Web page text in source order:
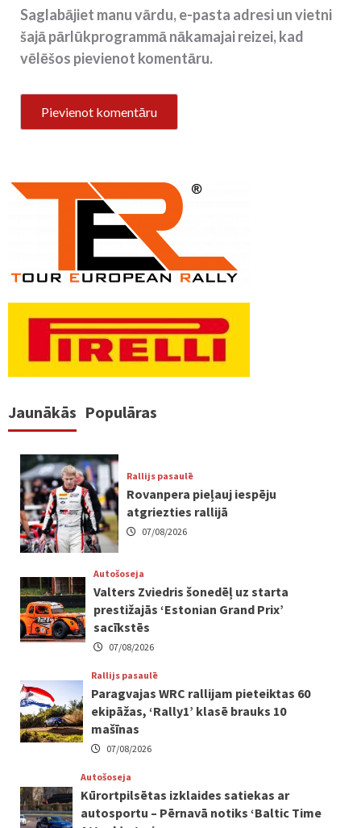
Saglabājiet manu vārdu, e-pasta adresi un vietni
šajā pārlūkprogrammā nākamajai reizei, kad
vēlēšos pievienot komentāru.
Jaunākās Populāras
Rallijs pasaulē
Rovanpera pieļauj iespēju
atgriezties rallijā
07/08/2026
Autošoseja
Valters Zviedris šonedēļ uz starta
prestižajās ‘Estonian Grand Prix’
sacīkstēs
07/08/2026
Rallijs pasaulē
Paragvajas WRC rallijam pieteiktas 60
ekipāžas, ‘Rally1’ klasē brauks 10
mašīnas
07/08/2026
Autošoseja
Kūrortpilsētas izklaides satiekas ar
autosportu – Pērnavā notiks ‘Baltic Time